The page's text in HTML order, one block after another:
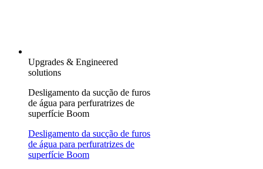
Upgrades & Engineered
solutions
Desligamento da sucção de furos
de água para perfuratrizes de
superfície Boom
Desligamento da sucção de furos
de água para perfuratrizes de
superfície Boom